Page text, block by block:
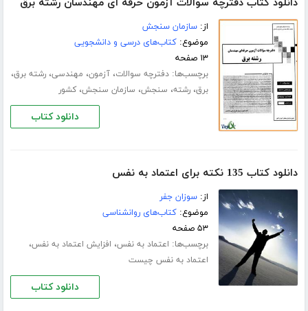
دانلود کتاب دفترچه سوالات آزمون حرفه ای مهندسان رشته برق
از:سازمان سنجش
موضوع:کتاب‌های درسی و دانشجویی
۱۳ صفحه
برچسب‌ها:دفترچه سوالات،آزمون، مهندسی،رشته برق،
برق،رشته، سنجش، سازمان سنجش،کشور
دانلود کتاب
دانلود کتاب 135 نکته برای اعتماد به نفس
از:سوزان جفر
موضوع:کتاب‌های روانشناسی
۵۳ صفحه
برچسب‌ها: اعتماد به نفس، افزایش اعتماد به نفس،
اعتماد به نفس چیست
دانلود کتاب